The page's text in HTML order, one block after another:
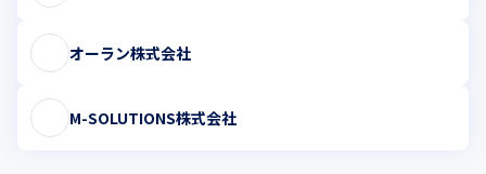
オーラン株式会社
M-SOLUTIONS株式会社